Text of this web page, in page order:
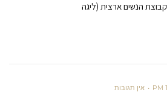
הנשים ארצית (ליגה
אין תגובות